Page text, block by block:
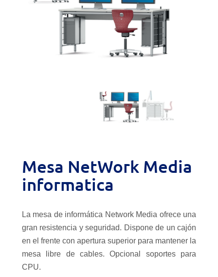
Mesa NetWork Media
informatica
La mesa de informática Network Media ofrece una
gran resistencia y seguridad. Dispone de un cajón
en el frente con apertura superior para mantener la
mesa libre de cables. Opcional soportes para
CPU.